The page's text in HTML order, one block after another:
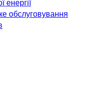
обслуговування